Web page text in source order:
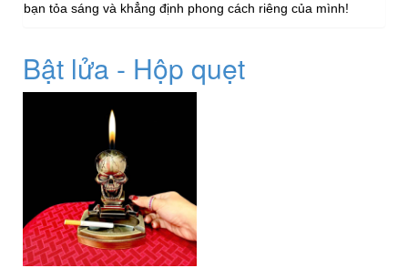
bạn tỏa sáng và khẳng định phong cách riêng của mình!
Bật lửa - Hộp quẹt